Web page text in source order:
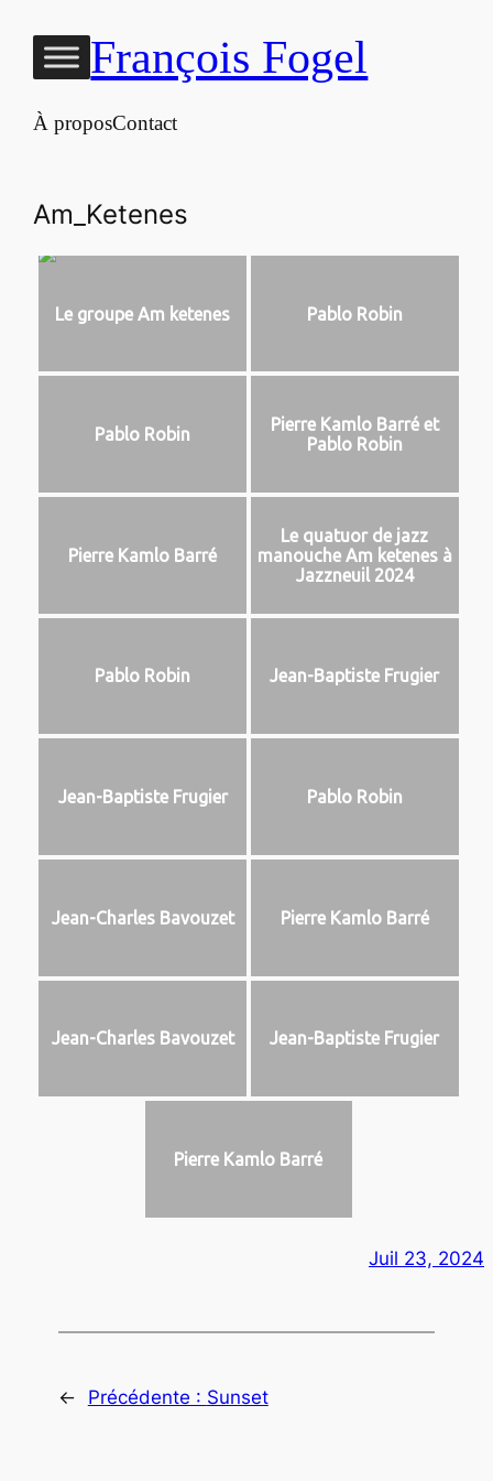
contenu François Fogel
À proposContact
Am_Ketenes
Le groupe Am ketenes Pablo Robin
Pablo Robin
Pierre Kamlo Barré et
Pablo Robin
Pierre Kamlo Barré
Le quatuor de jazz
manouche Am ketenes à
Jazzneuil 2024
Pablo Robin Jean-Baptiste Frugier
Jean-Baptiste Frugier Pablo Robin
Jean-Charles Bavouzet Pierre Kamlo Barré
Jean-Charles Bavouzet Jean-Baptiste Frugier
Pierre Kamlo Barré
Juil 23, 2024
← Précédente : Sunset